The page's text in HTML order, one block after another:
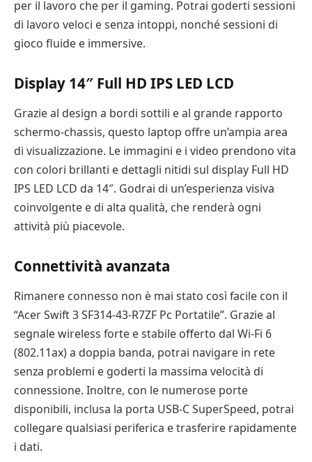
per il lavoro che per il gaming. Potrai goderti sessioni
di lavoro veloci e senza intoppi, nonché sessioni di
gioco fluide e immersive.
Display 14″ Full HD IPS LED LCD
Grazie al design a bordi sottili e al grande rapporto
schermo-chassis, questo laptop offre un’ampia area
di visualizzazione. Le immagini e i video prendono vita
con colori brillanti e dettagli nitidi sul display Full HD
IPS LED LCD da 14″. Godrai di un’esperienza visiva
coinvolgente e di alta qualità, che renderà ogni
attività più piacevole.
Connettività avanzata
Rimanere connesso non è mai stato così facile con il
“Acer Swift 3 SF314-43-R7ZF Pc Portatile”. Grazie al
segnale wireless forte e stabile offerto dal Wi-Fi 6
(802.11ax) a doppia banda, potrai navigare in rete
senza problemi e goderti la massima velocità di
connessione. Inoltre, con le numerose porte
disponibili, inclusa la porta USB-C SuperSpeed, potrai
collegare qualsiasi periferica e trasferire rapidamente
i dati.